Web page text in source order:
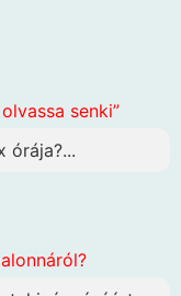
senki”
órája?...